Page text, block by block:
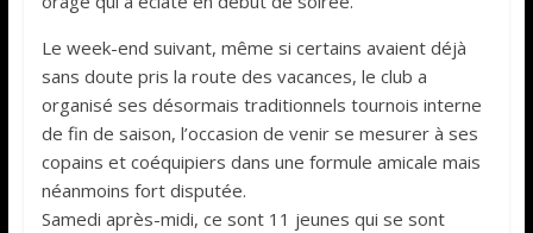
Le week-end suivant, même si certains avaient déjà
sans doute pris la route des vacances, le club a
organisé ses désormais traditionnels tournois interne
de fin de saison, l’occasion de venir se mesurer à ses
copains et coéquipiers dans une formule amicale mais
néanmoins fort disputée.
Samedi après-midi, ce sont 11 jeunes qui se sont